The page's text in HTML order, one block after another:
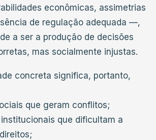
econômicas, assimetrias
de regulação adequada —,
a ser a produção de decisões
mas socialmente injustas.
concreta significa, portanto,
que geram conflitos;
que dificultam a